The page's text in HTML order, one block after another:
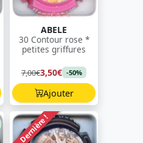
ABELE
30 Contour rose *
petites griffures
7,00€3,50€ -50%
Ajouter
Dernière !